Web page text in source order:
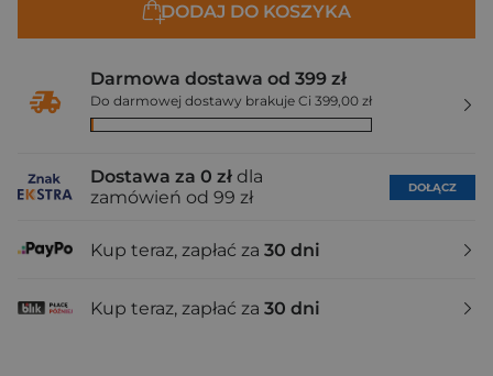
DODAJ DO KOSZYKA
Darmowa dostawa od 399 zł
Do darmowej dostawy brakuje Ci 399,00 zł
Dostawa za 0 zł dla
zamówień od 99 zł
DOŁĄCZ
Kup teraz, zapłać za 30 dni
Kup teraz, zapłać za 30 dni